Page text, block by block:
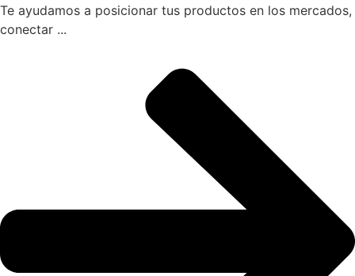
Te ayudamos a posicionar tus productos en los mercados,
conectar ...